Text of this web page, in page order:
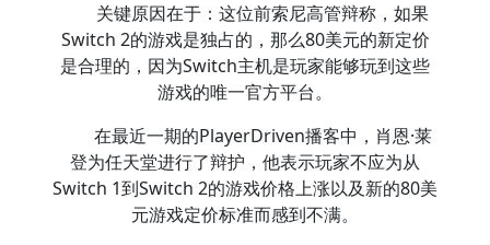
关键原因在于：这位前索尼高管辩称，如果
Switch 2的游戏是独占的，那么80美元的新定价
是合理的，因为Switch主机是玩家能够玩到这些
游戏的唯一官方平台。
在最近一期的PlayerDriven播客中，肖恩·莱
登为任天堂进行了辩护，他表示玩家不应为从
Switch 1到Switch 2的游戏价格上涨以及新的80美
元游戏定价标准而感到不满。